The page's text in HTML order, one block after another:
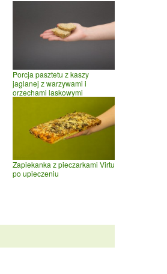
Porcja pasztetu z kaszy
jaglanej z warzywami i
orzechami laskowymi
Zapiekanka z pieczarkami Virtu
po upieczeniu